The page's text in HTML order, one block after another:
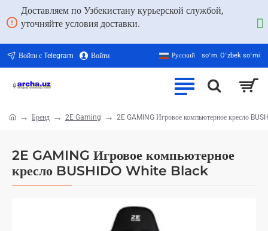
Доставляем по Узбекистану курьерской службой,
уточняйте условия доставки.
Войти с Telegram Войти Русский soʻm Oʻzbek soʻmi
2E GAMING Игровое компьютерное
кресло BUSHIDO White Black
Бренд 2E Gaming 2E GAMING Игровое компьютерное кресло